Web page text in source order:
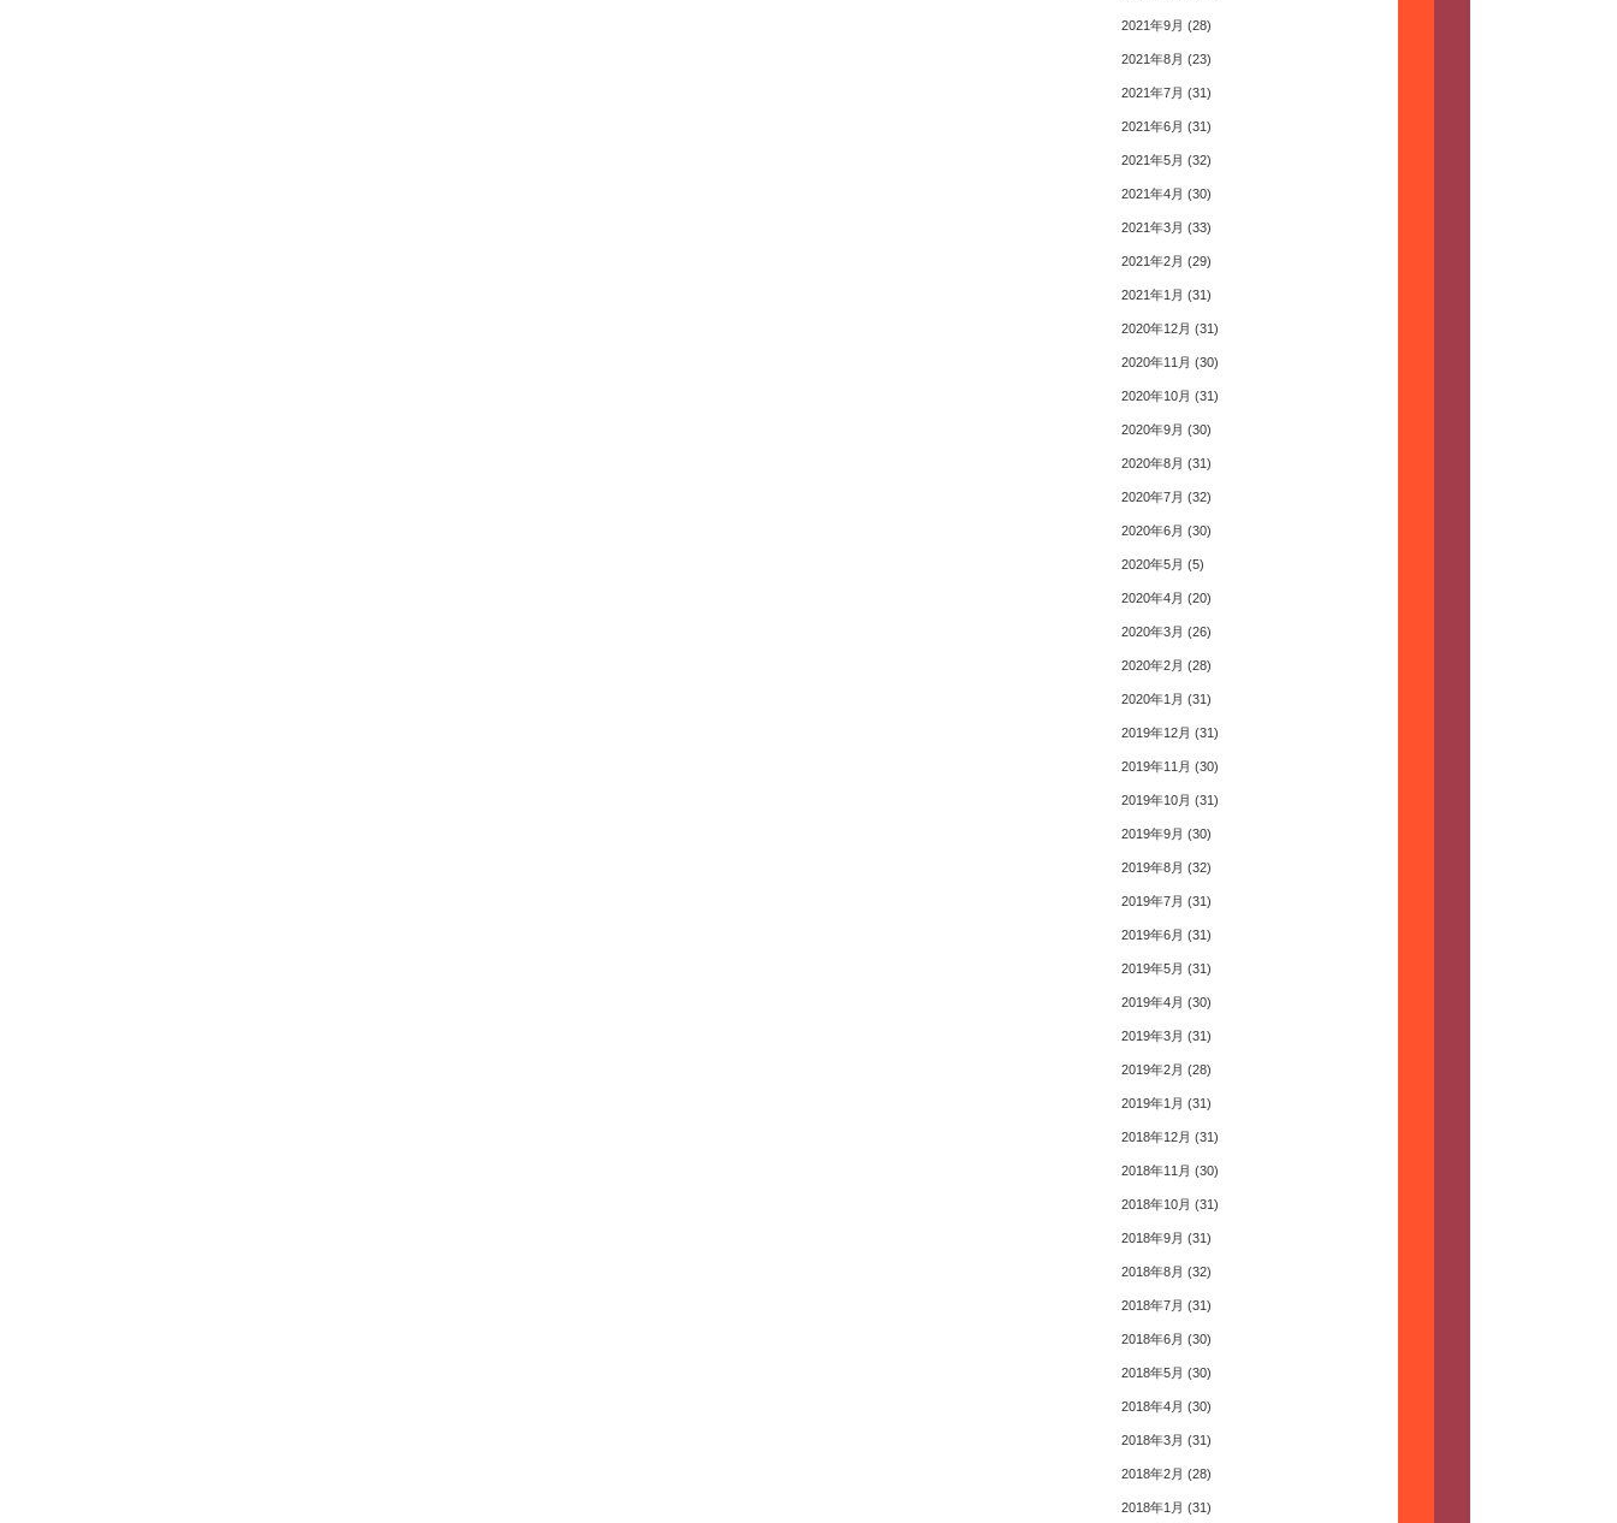
2021年9月 (28)
2021年8月 (23)
2021年7月 (31)
2021年6月 (31)
2021年5月 (32)
2021年4月 (30)
2021年3月 (33)
2021年2月 (29)
2021年1月 (31)
2020年12月 (31)
2020年11月 (30)
2020年10月 (31)
2020年9月 (30)
2020年8月 (31)
2020年7月 (32)
2020年6月 (30)
2020年5月 (5)
2020年4月 (20)
2020年3月 (26)
2020年2月 (28)
2020年1月 (31)
2019年12月 (31)
2019年11月 (30)
2019年10月 (31)
2019年9月 (30)
2019年8月 (32)
2019年7月 (31)
2019年6月 (31)
2019年5月 (31)
2019年4月 (30)
2019年3月 (31)
2019年2月 (28)
2019年1月 (31)
2018年12月 (31)
2018年11月 (30)
2018年10月 (31)
2018年9月 (31)
2018年8月 (32)
2018年7月 (31)
2018年6月 (30)
2018年5月 (30)
2018年4月 (30)
2018年3月 (31)
2018年2月 (28)
2018年1月 (31)